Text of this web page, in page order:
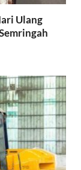
Ulang